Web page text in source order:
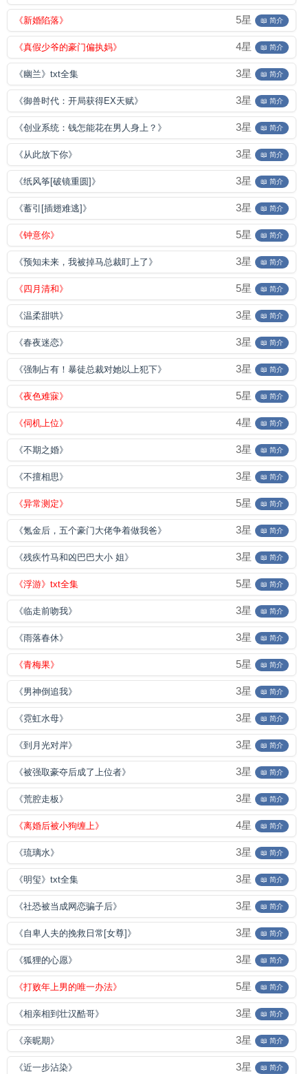
《新婚陷落》 5星 📖 简介
《真假少爷的豪门偏执妈》 4星 📖 简介
《幽兰》txt全集 3星 📖 简介
《御兽时代：开局获得EX天赋》 3星 📖 简介
《创业系统：钱怎能花在男人身上？》 3星 📖 简介
《从此放下你》 3星 📖 简介
《纸风筝[破镜重圆]》 3星 📖 简介
《蓄引[插翅难逃]》 3星 📖 简介
《钟意你》 5星 📖 简介
《预知未来，我被掉马总裁盯上了》 3星 📖 简介
《四月清和》 5星 📖 简介
《温柔甜哄》 3星 📖 简介
《春夜迷恋》 3星 📖 简介
《强制占有！暴徒总裁对她以上犯下》 3星 📖 简介
《夜色难寐》 5星 📖 简介
《伺机上位》 4星 📖 简介
《不期之婚》 3星 📖 简介
《不擅相思》 3星 📖 简介
《异常测定》 5星 📖 简介
《氪金后，五个豪门大佬争着做我爸》 3星 📖 简介
《残疾竹马和凶巴巴大小 姐》 3星 📖 简介
《浮游》txt全集 5星 📖 简介
《临走前吻我》 3星 📖 简介
《雨落春休》 3星 📖 简介
《青梅果》 5星 📖 简介
《男神倒追我》 3星 📖 简介
《霓虹水母》 3星 📖 简介
《到月光对岸》 3星 📖 简介
《被强取豪夺后成了上位者》 3星 📖 简介
《荒腔走板》 3星 📖 简介
《离婚后被小狗缠上》 4星 📖 简介
《琉璃水》 3星 📖 简介
《明玺》txt全集 3星 📖 简介
《社恐被当成网恋骗子后》 3星 📖 简介
《自卑人夫的挽救日常[女尊]》 3星 📖 简介
《狐狸的心愿》 3星 📖 简介
《打败年上男的唯一办法》 5星 📖 简介
《相亲相到壮汉酷哥》 3星 📖 简介
《亲昵期》 3星 📖 简介
《近一步沾染》 3星 📖 简介